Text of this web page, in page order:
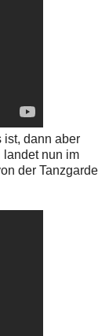
ist, dann aber
landet nun im
der Tanzgarde